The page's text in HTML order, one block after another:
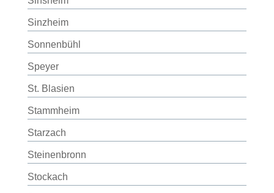
Sinzheim
Sonnenbühl
Speyer
St. Blasien
Stammheim
Starzach
Steinenbronn
Stockach